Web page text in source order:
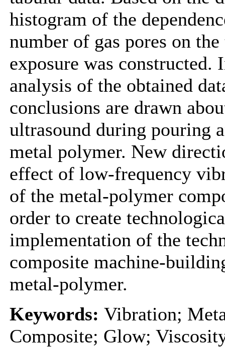
histogram of the
number of gas pores on
exposure was constructed.
analysis of the obtained
conclusions are drawn
ultrasound during pouring
metal polymer. New
effect of low-frequency
of the metal-polymer
order to create
implementation of the
composite machine-
metal-polymer.
Keywords: Vibration;
Composite; Glow;